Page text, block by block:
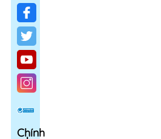
Chính